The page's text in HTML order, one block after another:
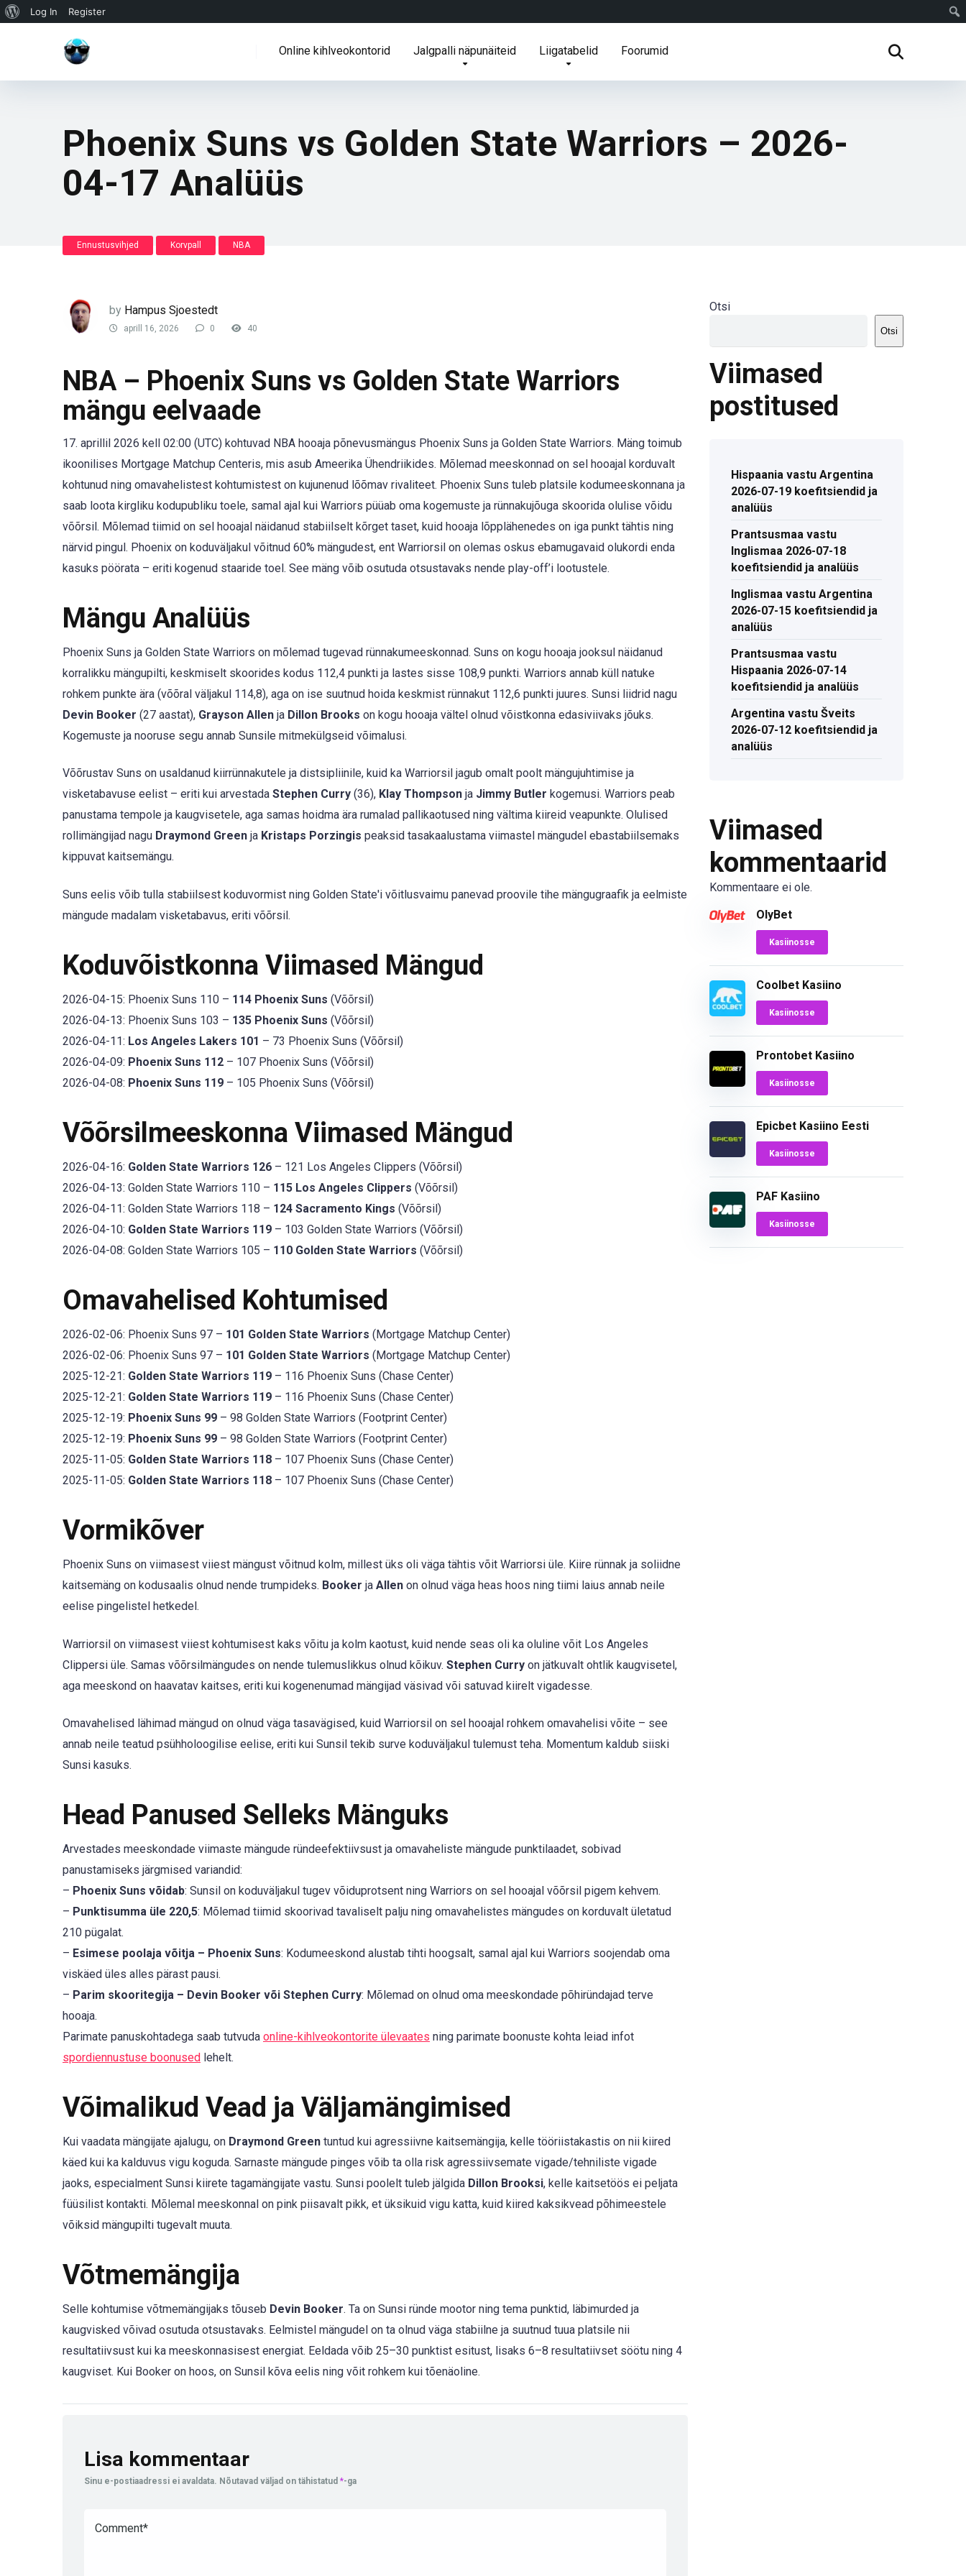
WordPressi
Log In Register
Online kihlveokontorid Jalgpalli näpunäiteid Liigatabelid Foorumid
Phoenix Suns vs Golden State Warriors – 2026-
04-17 Analüüs
Ennustusvihjed Korvpall NBA
by Hampus Sjoestedt
aprill 16, 2026 0 40
NBA – Phoenix Suns vs Golden State Warriors
mängu eelvaade
17. aprillil 2026 kell 02:00 (UTC) kohtuvad NBA hooaja põnevusmängus Phoenix Suns ja Golden State Warriors. Mäng toimub
ikoonilises Mortgage Matchup Centeris, mis asub Ameerika Ühendriikides. Mõlemad meeskonnad on sel hooajal korduvalt
kohtunud ning omavahelistest kohtumistest on kujunenud lõõmav rivaliteet. Phoenix Suns tuleb platsile kodumeeskonnana ja
saab loota kirgliku kodupubliku toele, samal ajal kui Warriors püüab oma kogemuste ja rünnakujõuga skoorida olulise võidu
võõrsil. Mõlemad tiimid on sel hooajal näidanud stabiilselt kõrget taset, kuid hooaja lõpplähenedes on iga punkt tähtis ning
närvid pingul. Phoenix on koduväljakul võitnud 60% mängudest, ent Warriorsil on olemas oskus ebamugavaid olukordi enda
kasuks pöörata – eriti kogenud staaride toel. See mäng võib osutuda otsustavaks nende play-off’i lootustele.
Mängu Analüüs
Phoenix Suns ja Golden State Warriors on mõlemad tugevad rünnakumeeskonnad. Suns on kogu hooaja jooksul näidanud
korralikku mängupilti, keskmiselt skoorides kodus 112,4 punkti ja lastes sisse 108,9 punkti. Warriors annab küll natuke
rohkem punkte ära (võõral väljakul 114,8), aga on ise suutnud hoida keskmist rünnakut 112,6 punkti juures. Sunsi liidrid nagu
Devin Booker (27 aastat), Grayson Allen ja Dillon Brooks on kogu hooaja vältel olnud võistkonna edasiviivaks jõuks.
Kogemuste ja nooruse segu annab Sunsile mitmekülgseid võimalusi.
Võõrustav Suns on usaldanud kiirrünnakutele ja distsipliinile, kuid ka Warriorsil jagub omalt poolt mängujuhtimise ja
visketabavuse eelist – eriti kui arvestada Stephen Curry (36), Klay Thompson ja Jimmy Butler kogemusi. Warriors peab
panustama tempole ja kaugvisetele, aga samas hoidma ära rumalad pallikaotused ning vältima kiireid veapunkte. Olulised
rollimängijad nagu Draymond Green ja Kristaps Porzingis peaksid tasakaalustama viimastel mängudel ebastabiilsemaks
kippuvat kaitsemängu.
Suns eelis võib tulla stabiilsest koduvormist ning Golden State'i võitlusvaimu panevad proovile tihe mängugraafik ja eelmiste
mängude madalam visketabavus, eriti võõrsil.
Koduvõistkonna Viimased Mängud
2026-04-15: Phoenix Suns 110 – 114 Phoenix Suns (Võõrsil)
2026-04-13: Phoenix Suns 103 – 135 Phoenix Suns (Võõrsil)
2026-04-11: Los Angeles Lakers 101 – 73 Phoenix Suns (Võõrsil)
2026-04-09: Phoenix Suns 112 – 107 Phoenix Suns (Võõrsil)
2026-04-08: Phoenix Suns 119 – 105 Phoenix Suns (Võõrsil)
Võõrsilmeeskonna Viimased Mängud
2026-04-16: Golden State Warriors 126 – 121 Los Angeles Clippers (Võõrsil)
2026-04-13: Golden State Warriors 110 – 115 Los Angeles Clippers (Võõrsil)
2026-04-11: Golden State Warriors 118 – 124 Sacramento Kings (Võõrsil)
2026-04-10: Golden State Warriors 119 – 103 Golden State Warriors (Võõrsil)
2026-04-08: Golden State Warriors 105 – 110 Golden State Warriors (Võõrsil)
Omavahelised Kohtumised
2026-02-06: Phoenix Suns 97 – 101 Golden State Warriors (Mortgage Matchup Center)
2026-02-06: Phoenix Suns 97 – 101 Golden State Warriors (Mortgage Matchup Center)
2025-12-21: Golden State Warriors 119 – 116 Phoenix Suns (Chase Center)
2025-12-21: Golden State Warriors 119 – 116 Phoenix Suns (Chase Center)
2025-12-19: Phoenix Suns 99 – 98 Golden State Warriors (Footprint Center)
2025-12-19: Phoenix Suns 99 – 98 Golden State Warriors (Footprint Center)
2025-11-05: Golden State Warriors 118 – 107 Phoenix Suns (Chase Center)
2025-11-05: Golden State Warriors 118 – 107 Phoenix Suns (Chase Center)
Vormikõver
Phoenix Suns on viimasest viiest mängust võitnud kolm, millest üks oli väga tähtis võit Warriorsi üle. Kiire rünnak ja soliidne
kaitsemäng on kodusaalis olnud nende trumpideks. Booker ja Allen on olnud väga heas hoos ning tiimi laius annab neile
eelise pingelistel hetkedel.
Warriorsil on viimasest viiest kohtumisest kaks võitu ja kolm kaotust, kuid nende seas oli ka oluline võit Los Angeles
Clippersi üle. Samas võõrsilmängudes on nende tulemuslikkus olnud kõikuv. Stephen Curry on jätkuvalt ohtlik kaugvisetel,
aga meeskond on haavatav kaitses, eriti kui kogenenumad mängijad väsivad või satuvad kiirelt vigadesse.
Omavahelised lähimad mängud on olnud väga tasavägised, kuid Warriorsil on sel hooajal rohkem omavahelisi võite – see
annab neile teatud psühholoogilise eelise, eriti kui Sunsil tekib surve koduväljakul tulemust teha. Momentum kaldub siiski
Sunsi kasuks.
Head Panused Selleks Mänguks
Arvestades meeskondade viimaste mängude ründeefektiivsust ja omavaheliste mängude punktilaadet, sobivad
panustamiseks järgmised variandid:
– Phoenix Suns võidab: Sunsil on koduväljakul tugev võiduprotsent ning Warriors on sel hooajal võõrsil pigem kehvem.
– Punktisumma üle 220,5: Mõlemad tiimid skoorivad tavaliselt palju ning omavahelistes mängudes on korduvalt ületatud
210 pügalat.
– Esimese poolaja võitja – Phoenix Suns: Kodumeeskond alustab tihti hoogsalt, samal ajal kui Warriors soojendab oma
viskäed üles alles pärast pausi.
– Parim skooritegija – Devin Booker või Stephen Curry: Mõlemad on olnud oma meeskondade põhiründajad terve
hooaja.
Parimate panuskohtadega saab tutvuda online-kihlveokontorite ülevaates ning parimate boonuste kohta leiad infot
spordiennustuse boonused lehelt.
Võimalikud Vead ja Väljamängimised
Kui vaadata mängijate ajalugu, on Draymond Green tuntud kui agressiivne kaitsemängija, kelle tööriistakastis on nii kiired
käed kui ka kalduvus vigu koguda. Sarnaste mängude pinges võib ta olla risk agressiivsemate vigade/tehniliste vigade
jaoks, especialment Sunsi kiirete tagamängijate vastu. Sunsi poolelt tuleb jälgida Dillon Brooksi, kelle kaitsetöös ei peljata
füüsilist kontakti. Mõlemal meeskonnal on pink piisavalt pikk, et üksikuid vigu katta, kuid kiired kaksikvead põhimeestele
võiksid mängupilti tugevalt muuta.
Võtmemängija
Selle kohtumise võtmemängijaks tõuseb Devin Booker. Ta on Sunsi ründe mootor ning tema punktid, läbimurded ja
kaugvisked võivad osutuda otsustavaks. Eelmistel mängudel on ta olnud väga stabiilne ja suutnud tuua platsile nii
resultatiivsust kui ka meeskonnasisest energiat. Eeldada võib 25–30 punktist esitust, lisaks 6–8 resultatiivset söötu ning 4
kaugviset. Kui Booker on hoos, on Sunsil kõva eelis ning võit rohkem kui tõenäoline.
Lisa kommentaar
Sinu e-postiaadressi ei avaldata. Nõutavad väljad on tähistatud *-ga
Otsi
Otsi
Viimased
postitused
Hispaania vastu Argentina
2026-07-19 koefitsiendid ja
analüüs
Prantsusmaa vastu
Inglismaa 2026-07-18
koefitsiendid ja analüüs
Inglismaa vastu Argentina
2026-07-15 koefitsiendid ja
analüüs
Prantsusmaa vastu
Hispaania 2026-07-14
koefitsiendid ja analüüs
Argentina vastu Šveits
2026-07-12 koefitsiendid ja
analüüs
Viimased
kommentaarid
Kommentaare ei ole.
OlyBet
Kasiinosse
Coolbet Kasiino
Kasiinosse
Prontobet Kasiino
Kasiinosse
Epicbet Kasiino Eesti
Kasiinosse
PAF Kasiino
Kasiinosse